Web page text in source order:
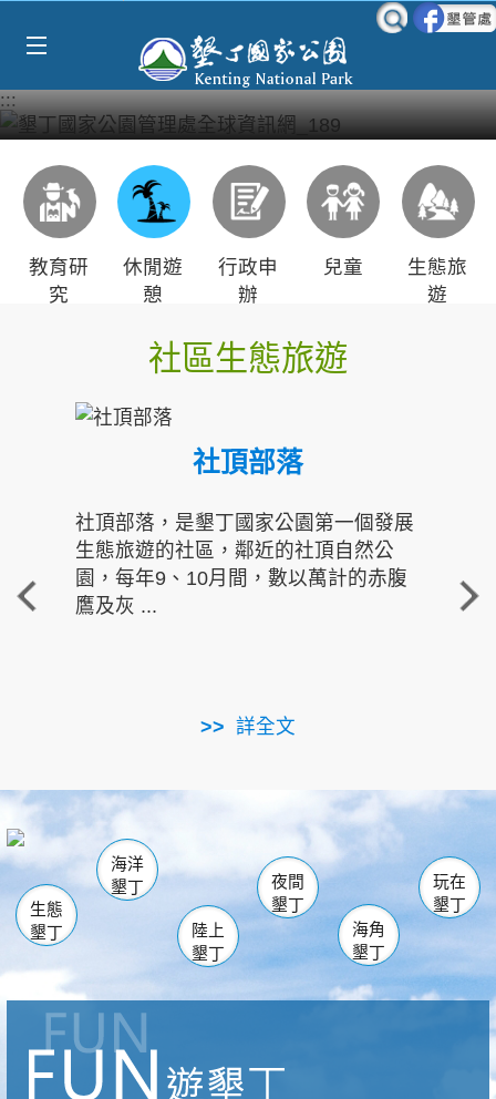
:::
教育研
究
休閒遊
憩
行政申
辦
兒童
生態旅
遊
社區生態旅遊
社頂部落
社頂部落，是墾丁國家公園第一個發展
生態旅遊的社區，鄰近的社頂自然公
園，每年9、10月間，數以萬計的赤腹
鷹及灰 ...
詳全文
重
走進
南仁湖
海生館
恆春 佳樂水
龍鑾潭自然中心 森林遊樂區
瓊麻館
關山 墾管處遊客中心
社頂公園 風吹沙
船帆石
白砂 龍磐公園
香蕉灣
砂島
鵝鑾鼻
生態
墾丁
海洋
墾丁
陸上
墾丁
夜間
墾丁
海角
墾丁
玩在
墾丁